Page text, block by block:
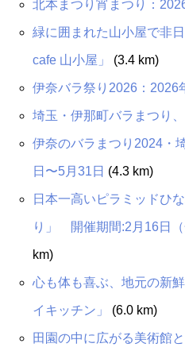
北本まつり宵まつり：
緑に囲まれた山小屋で非
cafe 山小屋」 (3.4 km)
伊奈バラ祭り2026：2026
埼玉・伊那町バラまつり
伊奈のバラまつり2024・
日〜5月31日 (4.3 km)
日本一高いピラミッドひ
り」 開催期間:2月16日（
km)
心も体も喜ぶ、地元の新
イキッチン」 (6.0 km)
田園の中に広がる美術館